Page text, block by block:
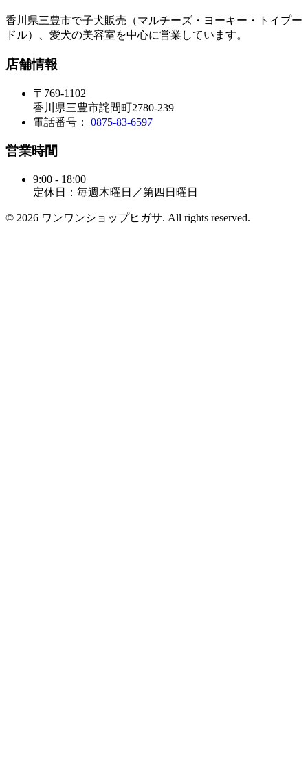
香川県三豊市で子犬販売（マルチーズ・ヨーキー・トイプー
ドル）、愛犬の美容室を中心に営業しています。
店舗情報
〒769-1102
香川県三豊市詫間町2780-239
電話番号： 0875-83-6597
営業時間
9:00 - 18:00
定休日：毎週木曜日／第四日曜日
© 2026 ワンワンショップヒガサ. All rights reserved.